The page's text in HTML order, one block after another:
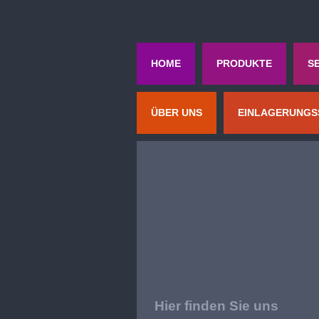
HOME PRODUKTE
ÜBER UNS
Hier finden Sie uns